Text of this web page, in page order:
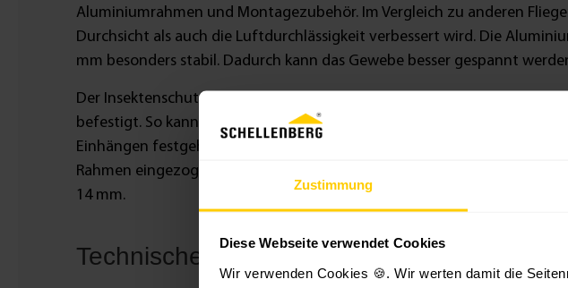
Zustimmung
Diese Webseite verwendet Cookies
Wir verwenden Cookies 🍪. Wir werten damit die
Aluminiumrahmen und Montagezubehör. Im Vergleich zu anderen
Durchsicht als auch die Luftdurchlässigkeit verbessert wird. Die
mm besonders stabil. Dadurch kann das Gewebe besser gespannt
Der Insektenschutz für bodentiefe Fenster wird mithilfe von
befestigt. So kannst du den Insektenschutz ganz einfach entfernen,
Einhängen festgehalten wird, sind am Fliegengitterrahmen fest
Rahmen eingezogene Bürstendichtung. Möchtest du das
14 mm.
Technische Daten